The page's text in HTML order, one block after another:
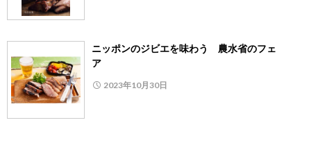
ニッポンのジビエを味わう 農水省のフェ
ア
2023年10月30日